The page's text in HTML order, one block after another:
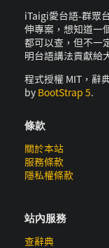
iTaigi愛台語-群眾
伸專案，想知道一
都可以查，但不一
明台語講法貢獻給
程式授權 MIT，辭
by BootStrap 5.
條款
關於本站
服務條款
隱私權條款
站內服務
查辭典